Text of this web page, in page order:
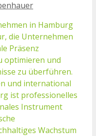
in Hamburg
die Unternehmen
Präsenz
optimieren und
zu überführen.
und international
ist professionelles
Instrument
Wachstum